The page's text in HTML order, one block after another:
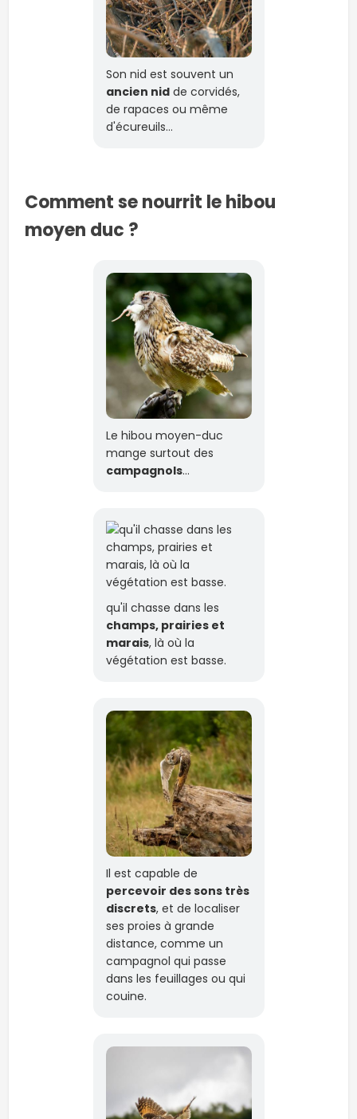
Son nid est souvent un
ancien nidde corvidés,
de rapaces ou même
d'écureuils…
Comment se nourrit le hibou
moyen duc ?
Le hibou moyen-duc
mange surtout des
campagnols…
qu'il chasse dans les
champs, prairies et
marais, là où la
végétation est basse.
Il est capable de
percevoir des sons très
discrets, et de localiser
ses proies à grande
distance, comme un
campagnol qui passe
dans les feuillages ou qui
couine.